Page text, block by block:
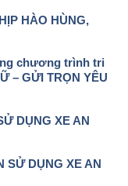
HÀO HÙNG,
chương trình tri
– GỬI TRỌN YÊU
DỤNG XE AN
SỬ DỤNG XE AN